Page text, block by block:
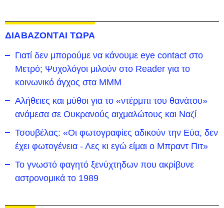
ΔΙΑΒΑΖΟΝΤΑΙ ΤΩΡΑ
Γιατί δεν μπορούμε να κάνουμε eye contact στο
Μετρό; Ψυχολόγοι μιλούν στο Reader για το
κοινωνικό άγχος στα ΜΜΜ
Αλήθειες και μύθοι για το «ντέρμπι του θανάτου»
ανάμεσα σε Ουκρανούς αιχμαλώτους και Ναζί
Τσουβέλας: «Οι φωτογραφίες αδικούν την Εύα, δεν
έχει φωτογένεια - Λες κι εγώ είμαι ο Μπραντ Πιτ»
Το γνωστό φαγητό ξενύχτηδων που ακρίβυνε
αστρονομικά το 1989